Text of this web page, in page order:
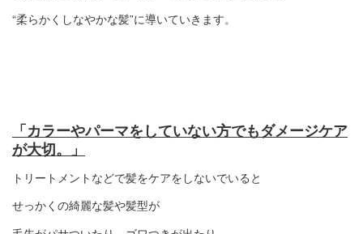
“柔らかくしなやかな髪”に導いていきます。
「カラーやパーマをしていない方でもダメージケア
が大切。」
トリートメントなどで髪をケアをしないでいると
せっかくの綺麗な髪や髪型が